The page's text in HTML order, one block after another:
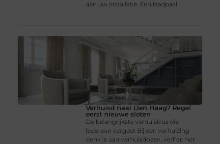
aan uw installatie. Een laadpaal
Verhuisd naar Den Haag? Regel
eerst nieuwe sloten
De belangrijkste verhuisklus die
iedereen vergeet Bij een verhuizing
denk je aan verhuisdozen, verf en het